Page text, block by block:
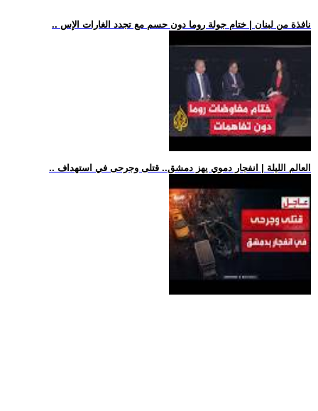
.. نافذة من لبنان | ختام جولة روما دون حسم مع تجدد الغارات الإس
.. العالم الليلة | انفجار دموي يهز دمشق.. قتلى وجرحى في استهداف